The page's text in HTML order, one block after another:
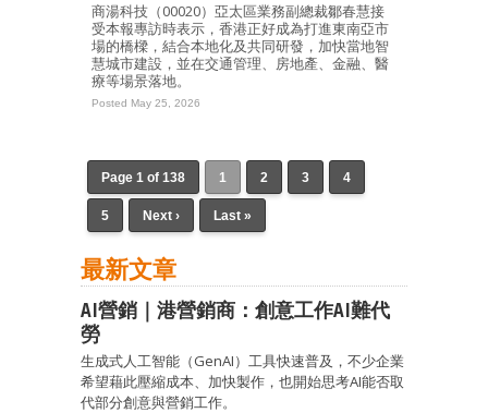
商湯科技（00020）亞太區業務副總裁鄒春慧接
受本報專訪時表示，香港正好成為打進東南亞市
場的橋樑，結合本地化及共同研發，加快當地智
慧城市建設，並在交通管理、房地產、金融、醫
療等場景落地。
Posted May 25, 2026
Page 1 of 138 1 2 3 4
5 Next › Last »
最新文章
AI營銷｜港營銷商：創意工作AI難代
勞
生成式人工智能（GenAI）工具快速普及，不少企業
希望藉此壓縮成本、加快製作，也開始思考AI能否取
代部分創意與營銷工作。